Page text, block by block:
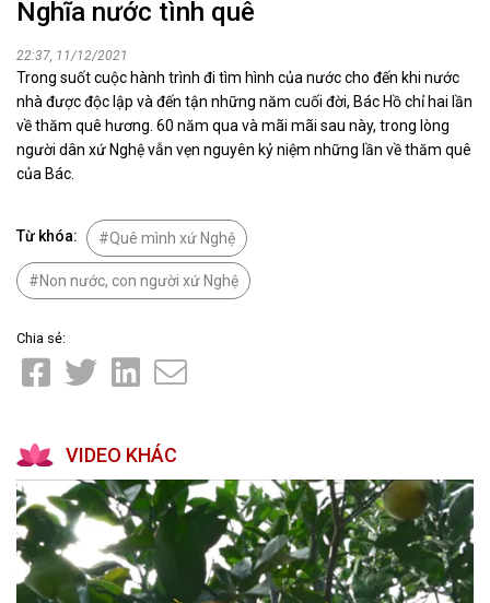
Nghĩa nước tình quê
22:37, 11/12/2021
Trong suốt cuộc hành trình đi tìm hình của nước cho đến khi nước
nhà được độc lập và đến tận những năm cuối đời, Bác Hồ chỉ hai lần
về thăm quê hương. 60 năm qua và mãi mãi sau này, trong lòng
người dân xứ Nghệ vẫn vẹn nguyên kỷ niệm những lần về thăm quê
của Bác.
Từ khóa: Quê mình xứ Nghệ
Non nước, con người xứ Nghệ
Chia sẻ:
VIDEO KHÁC